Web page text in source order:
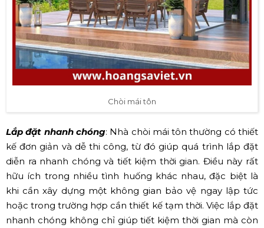
Chòi mái tôn
Lắp đặt nhanh chóng: Nhà chòi mái tôn thường có thiết
kế đơn giản và dễ thi công, từ đó giúp quá trình lắp đặt
diễn ra nhanh chóng và tiết kiệm thời gian. Điều này rất
hữu ích trong nhiều tình huống khác nhau, đặc biệt là
khi cần xây dựng một không gian bảo vệ ngay lập tức
hoặc trong trường hợp cần thiết kế tạm thời. Việc lắp đặt
nhanh chóng không chỉ giúp tiết kiệm thời gian mà còn